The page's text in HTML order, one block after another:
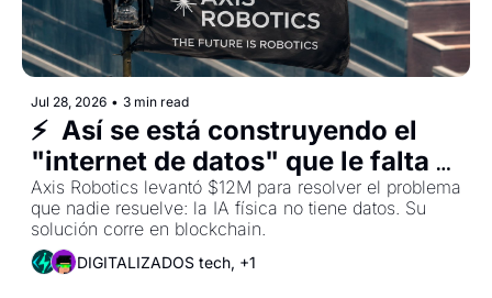
Jul 28, 2026 • 3 min read
⚡  Así se está construyendo el
"internet de datos" que le falta a
los robots
Axis Robotics levantó $12M para resolver el problema
que nadie resuelve: la IA física no tiene datos. Su
solución corre en blockchain.
DIGITALIZADOS tech, +1